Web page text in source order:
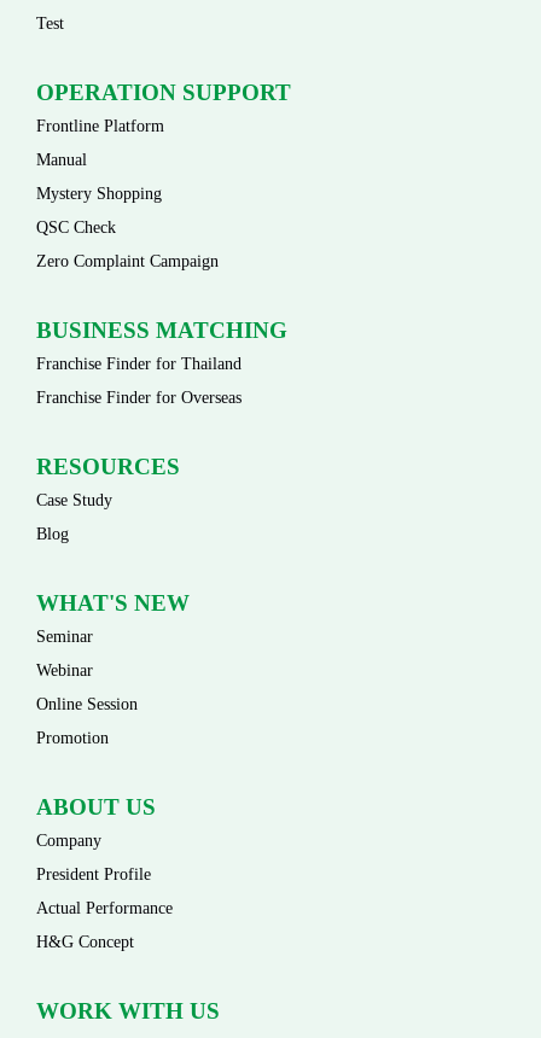
Test
OPERATION SUPPORT
Frontline Platform
Manual
Mystery Shopping
QSC Check
Zero Complaint Campaign
BUSINESS MATCHING
Franchise Finder for Thailand
Franchise Finder for Overseas
RESOURCES
Case Study
Blog
WHAT'S NEW
Seminar
Webinar
Online Session
Promotion
ABOUT US
Company
President Profile
Actual Performance
H&G Concept
WORK WITH US